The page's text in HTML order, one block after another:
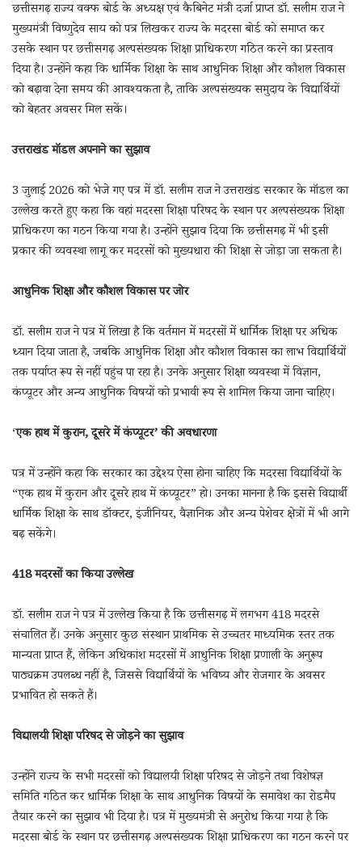
छत्तीसगढ़ राज्य वक्फ बोर्ड के अध्यक्ष एवं कैबिनेट मंत्री दर्जा प्राप्त डॉ. सलीम राज ने
मुख्यमंत्री विष्णुदेव साय को पत्र लिखकर राज्य के मदरसा बोर्ड को समाप्त कर
उसके स्थान पर छत्तीसगढ़ अल्पसंख्यक शिक्षा प्राधिकरण गठित करने का प्रस्ताव
दिया है। उन्होंने कहा कि धार्मिक शिक्षा के साथ आधुनिक शिक्षा और कौशल विकास
को बढ़ावा देना समय की आवश्यकता है, ताकि अल्पसंख्यक समुदाय के विद्यार्थियों
को बेहतर अवसर मिल सकें।
उत्तराखंड मॉडल अपनाने का सुझाव
3 जुलाई 2026 को भेजे गए पत्र में डॉ. सलीम राज ने उत्तराखंड सरकार के मॉडल का
उल्लेख करते हुए कहा कि वहां मदरसा शिक्षा परिषद के स्थान पर अल्पसंख्यक शिक्षा
प्राधिकरण का गठन किया गया है। उन्होंने सुझाव दिया कि छत्तीसगढ़ में भी इसी
प्रकार की व्यवस्था लागू कर मदरसों को मुख्यधारा की शिक्षा से जोड़ा जा सकता है।
आधुनिक शिक्षा और कौशल विकास पर जोर
डॉ. सलीम राज ने पत्र में लिखा है कि वर्तमान में मदरसों में धार्मिक शिक्षा पर अधिक
ध्यान दिया जाता है, जबकि आधुनिक शिक्षा और कौशल विकास का लाभ विद्यार्थियों
तक पर्याप्त रूप से नहीं पहुंच पा रहा है। उनके अनुसार शिक्षा व्यवस्था में विज्ञान,
कंप्यूटर और अन्य आधुनिक विषयों को प्रभावी रूप से शामिल किया जाना चाहिए।
‘एक हाथ में कुरान, दूसरे में कंप्यूटर’ की अवधारणा
पत्र में उन्होंने कहा कि सरकार का उद्देश्य ऐसा होना चाहिए कि मदरसा विद्यार्थियों के
“एक हाथ में कुरान और दूसरे हाथ में कंप्यूटर” हो। उनका मानना है कि इससे विद्यार्थी
धार्मिक शिक्षा के साथ डॉक्टर, इंजीनियर, वैज्ञानिक और अन्य पेशेवर क्षेत्रों में भी आगे
बढ़ सकेंगे।
418 मदरसों का किया उल्लेख
डॉ. सलीम राज ने पत्र में उल्लेख किया है कि छत्तीसगढ़ में लगभग 418 मदरसे
संचालित हैं। उनके अनुसार कुछ संस्थान प्राथमिक से उच्चतर माध्यमिक स्तर तक
मान्यता प्राप्त हैं, लेकिन अधिकांश मदरसों में आधुनिक शिक्षा प्रणाली के अनुरूप
पाठ्यक्रम उपलब्ध नहीं है, जिससे विद्यार्थियों के भविष्य और रोजगार के अवसर
प्रभावित हो सकते हैं।
विद्यालयी शिक्षा परिषद से जोड़ने का सुझाव
उन्होंने राज्य के सभी मदरसों को विद्यालयी शिक्षा परिषद से जोड़ने तथा विशेषज्ञ
समिति गठित कर धार्मिक शिक्षा के साथ आधुनिक विषयों के समावेश का रोडमैप
तैयार करने का सुझाव भी दिया है। पत्र में मुख्यमंत्री से अनुरोध किया गया है कि
मदरसा बोर्ड के स्थान पर छत्तीसगढ़ अल्पसंख्यक शिक्षा प्राधिकरण का गठन करने पर